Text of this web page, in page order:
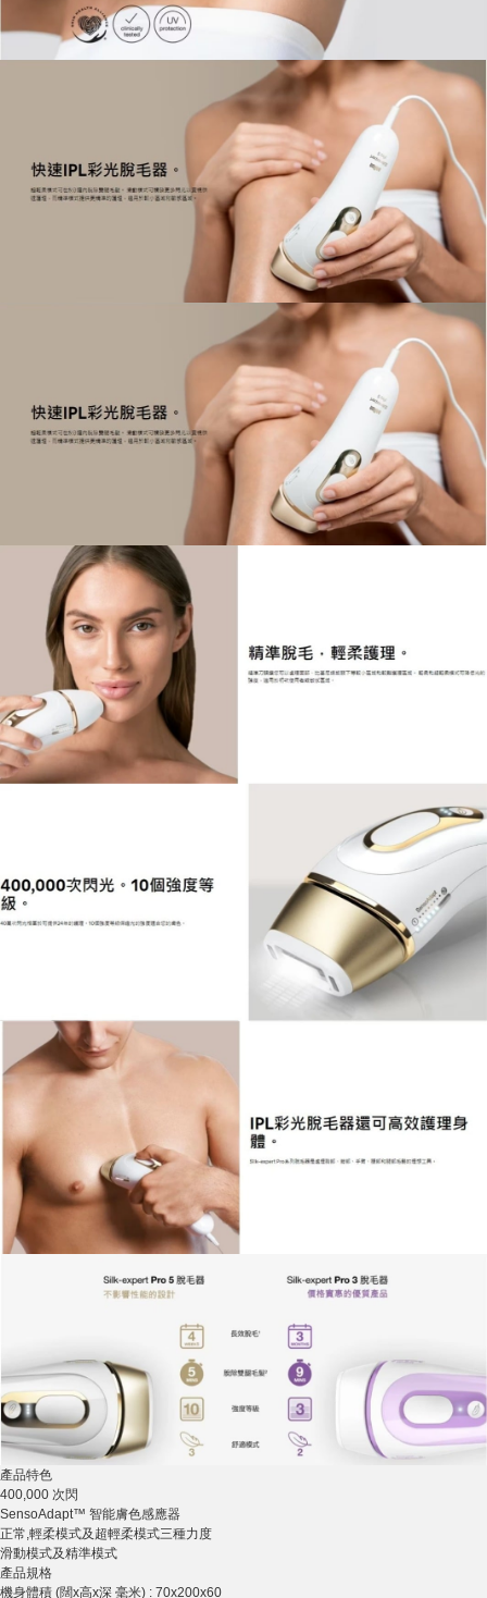
產品特色
400,000 次閃
SensoAdapt™ 智能膚色感應器
正常,輕柔模式及超輕柔模式三種力度
滑動模式及精準模式
產品規格
機身體積 (闊x高x深 毫米) : 70x200x60